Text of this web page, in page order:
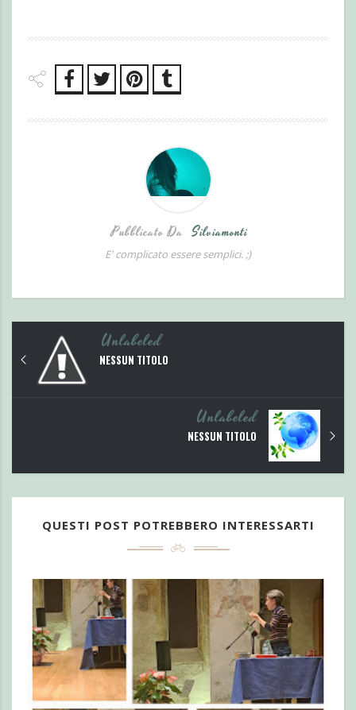
Pubblicato Da Silviamonti
E' complicato essere semplici. ;)
Unlabeled
NESSUN TITOLO
Unlabeled
NESSUN TITOLO
QUESTI POST POTREBBERO INTERESSARTI